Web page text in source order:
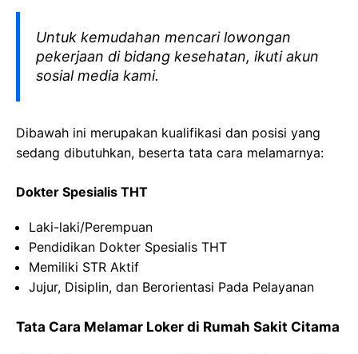
Untuk kemudahan mencari lowongan
pekerjaan di bidang kesehatan, ikuti akun
sosial media kami.
Dibawah ini merupakan kualifikasi dan posisi yang
sedang dibutuhkan, beserta tata cara melamarnya:
Dokter Spesialis THT
Laki-laki/Perempuan
Pendidikan Dokter Spesialis THT
Memiliki STR Aktif
Jujur, Disiplin, dan Berorientasi Pada Pelayanan
Tata Cara Melamar Loker di Rumah Sakit Citama